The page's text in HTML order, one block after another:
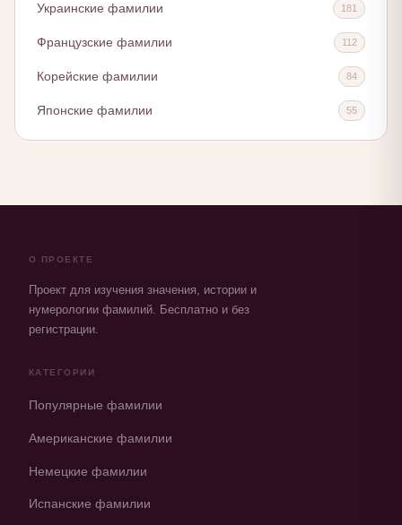
Украинские фамилии 181
Французские фамилии 112
Корейские фамилии 84
Японские фамилии 55
О ПРОЕКТЕ
Проект для изучения значения, истории и
нумерологии фамилий. Бесплатно и без
регистрации.
КАТЕГОРИИ
Популярные фамилии
Американские фамилии
Немецкие фамилии
Испанские фамилии